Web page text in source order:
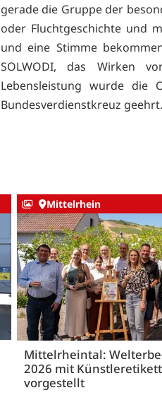
gerade die Gruppe der
oder Fluchtgeschichte und
und eine Stimme
SOLWODI, das Wirken
Lebensleistung wurde die
Bundesverdienstkreuz geehrt.
Mittelrhein
Mittelrheintal:
2026 mit Künstleretikett
vorgestellt